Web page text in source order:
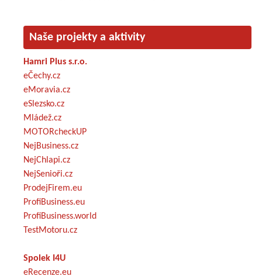
Naše projekty a aktivity
Hamri Plus s.r.o.
eČechy.cz
eMoravia.cz
eSlezsko.cz
Mládež.cz
MOTORcheckUP
NejBusiness.cz
NejChlapi.cz
NejSenioři.cz
ProdejFirem.eu
ProfiBusiness.eu
ProfiBusiness.world
TestMotoru.cz
Spolek I4U
eRecenze.eu